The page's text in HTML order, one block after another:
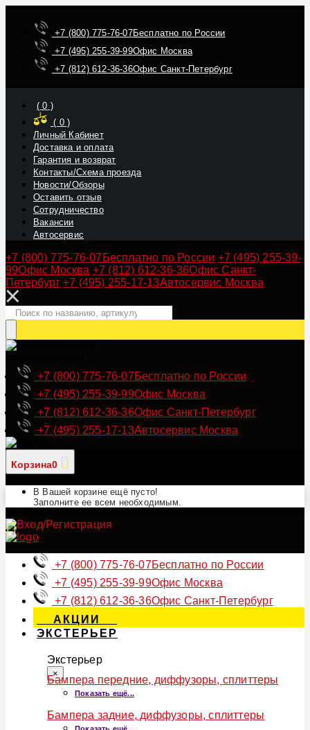
+7 (800) 775-76-07Бесплатно по России
+7 (495) 255-39-99Офис Москва
+7 (812) 612-36-36Офис Санкт-Петербург
(0 )
( 0)
Личный Кабинет
Доставка и оплата
Гарантия и возврат
Контакты/Схема проезда
Новости/Обзоры
Оставить отзыв
Сотрудничество
Вакансии
Автосервис
+7 (800) 775-76-07 Бесплатно по России +7 (495) 255-39-
99Офис Москва +7 (812) 612-36-36Офис Санкт-
Петербург +7 (495) 255-17-13Автосервис Москва
+7 (800) 775-76-07Бесплатно по России
+7 (495) 255-39-99Офис Москва
+7 (812) 612-36-36Офис Санкт-Петербург
+7 (495) 255-17-13Автосервис Москва
Корзина0
В Вашей корзине ещё пусто!
Заполните ее всем необходимым.
+7 (800) 775-76-07Бесплатно по России
+7 (495) 255-39-99Офис Москва
+7 (812) 612-36-36Офис Санкт-Петербург
АКЦИИ
ЭКСТЕРЬЕР
Экстерьер
×
Бампера передние, диффузоры, сплиттеры
Показать ещё...
Бампера задние, диффузоры, сплиттеры